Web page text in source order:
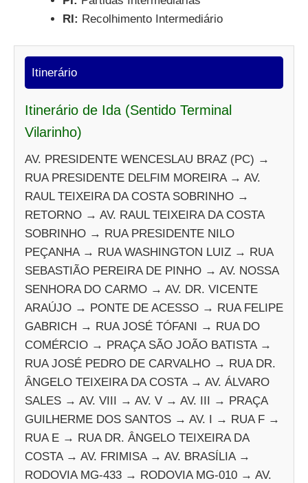
RI: Recolhimento Intermediário
Itinerário
Itinerário de Ida (Sentido Terminal
Vilarinho)
AV. PRESIDENTE WENCESLAU BRAZ (PC) →
RUA PRESIDENTE DELFIM MOREIRA → AV.
RAUL TEIXEIRA DA COSTA SOBRINHO →
RETORNO → AV. RAUL TEIXEIRA DA COSTA
SOBRINHO → RUA PRESIDENTE NILO
PEÇANHA → RUA WASHINGTON LUIZ → RUA
SEBASTIÃO PEREIRA DE PINHO → AV. NOSSA
SENHORA DO CARMO → AV. DR. VICENTE
ARAÚJO → PONTE DE ACESSO → RUA FELIPE
GABRICH → RUA JOSÉ TÓFANI → RUA DO
COMÉRCIO → PRAÇA SÃO JOÃO BATISTA →
RUA JOSÉ PEDRO DE CARVALHO → RUA DR.
ÂNGELO TEIXEIRA DA COSTA → AV. ÁLVARO
SALES → AV. VIII → AV. V → AV. III → PRAÇA
GUILHERME DOS SANTOS → AV. I → RUA F →
RUA E → RUA DR. ÂNGELO TEIXEIRA DA
COSTA → AV. FRIMISA → AV. BRASÍLIA →
RODOVIA MG-433 → RODOVIA MG-010 → AV.